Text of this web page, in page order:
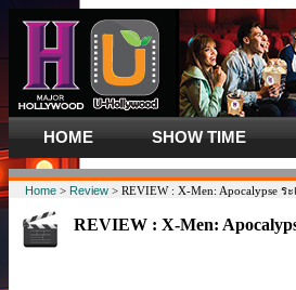
HOME SHOW TIME
Home > Review > REVIEW : X-Men: Apocalypse
REVIEW : X-Men: